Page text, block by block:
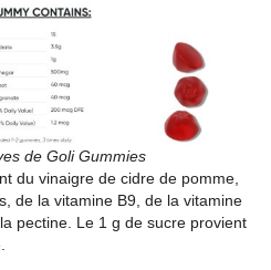
de Goli Gummies
du vinaigre de cidre de pomme,
de la vitamine B9, de la vitamine
pectine. Le 1 g de sucre provient